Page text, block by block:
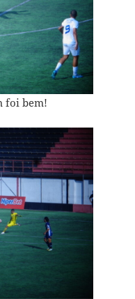
foi bem!